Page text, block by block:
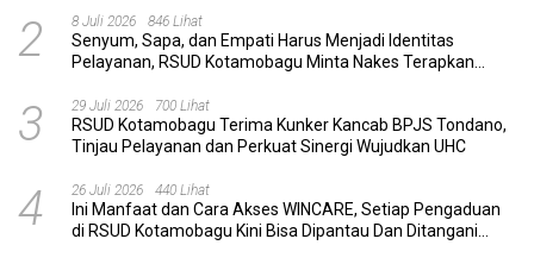
2 8 Juli 2026 846 Lihat
Senyum, Sapa, dan Empati Harus Menjadi Identitas
Pelayanan, RSUD Kotamobagu Minta Nakes Terapkan
3 29 Juli 2026 700 Lihat
RSUD Kotamobagu Terima Kunker Kancab BPJS Tondano,
Tinjau Pelayanan dan Perkuat Sinergi Wujudkan UHC
4 26 Juli 2026 440 Lihat
Ini Manfaat dan Cara Akses WINCARE, Setiap Pengaduan
di RSUD Kotamobagu Kini Bisa Dipantau Dan Ditangani